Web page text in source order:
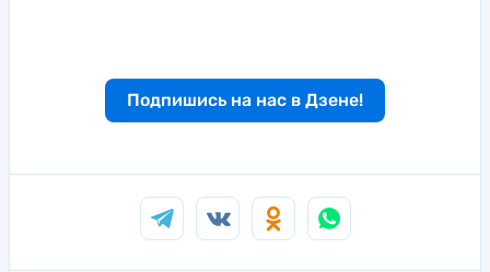
Подпишись на нас в Дзене!